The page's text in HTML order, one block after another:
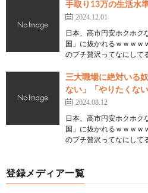
手取り13万の生活水
2024.12.01
日本、高市円安ホクホク
国」に抜かれるｗｗｗｗ
のプチ贅沢ってなにして
三大職場に絶対いる
ない」「やりたくな
2024.08.12
日本、高市円安ホクホク
国」に抜かれるｗｗｗｗ
のプチ贅沢ってなにして
登録メディア一覧